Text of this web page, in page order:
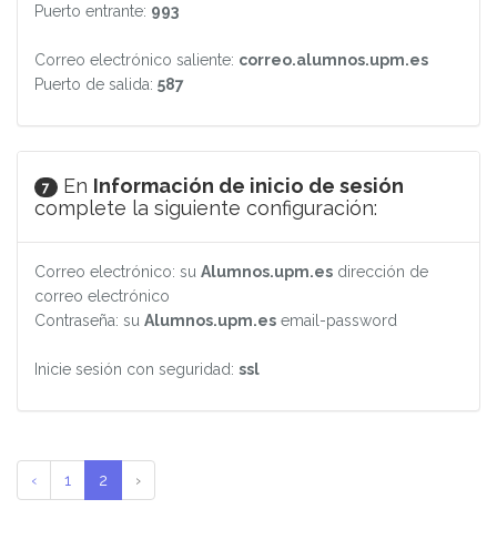
Puerto entrante: 993
Correo electrónico saliente: correo.alumnos.upm.es
Puerto de salida: 587
7 En Información de inicio de sesión
complete la siguiente configuración:
Correo electrónico: su Alumnos.upm.es dirección de
correo electrónico
Contraseña: su Alumnos.upm.es email-password
Inicie sesión con seguridad: ssl
‹ 1 2 ›